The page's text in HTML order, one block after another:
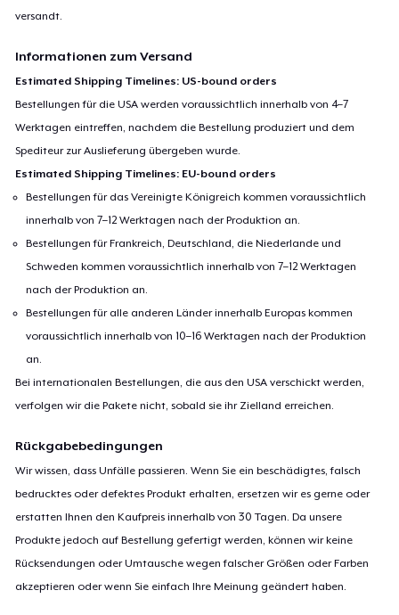
versandt.
Informationen zum Versand
Estimated Shipping Timelines: US-bound orders
Bestellungen für die USA werden voraussichtlich innerhalb von 4–7
Werktagen eintreffen, nachdem die Bestellung produziert und dem
Spediteur zur Auslieferung übergeben wurde.
Estimated Shipping Timelines: EU-bound orders
Bestellungen für das Vereinigte Königreich kommen voraussichtlich
innerhalb von 7–12 Werktagen nach der Produktion an.
Bestellungen für Frankreich, Deutschland, die Niederlande und
Schweden kommen voraussichtlich innerhalb von 7–12 Werktagen
nach der Produktion an.
Bestellungen für alle anderen Länder innerhalb Europas kommen
voraussichtlich innerhalb von 10–16 Werktagen nach der Produktion
an.
Bei internationalen Bestellungen, die aus den USA verschickt werden,
verfolgen wir die Pakete nicht, sobald sie ihr Zielland erreichen.
Rückgabebedingungen
Wir wissen, dass Unfälle passieren. Wenn Sie ein beschädigtes, falsch
bedrucktes oder defektes Produkt erhalten, ersetzen wir es gerne oder
erstatten Ihnen den Kaufpreis innerhalb von 30 Tagen. Da unsere
Produkte jedoch auf Bestellung gefertigt werden, können wir keine
Rücksendungen oder Umtausche wegen falscher Größen oder Farben
akzeptieren oder wenn Sie einfach Ihre Meinung geändert haben.